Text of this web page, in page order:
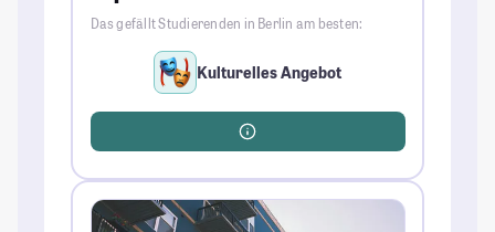
Das gefällt Studierenden in Berlin am besten:
Kulturelles Angebot